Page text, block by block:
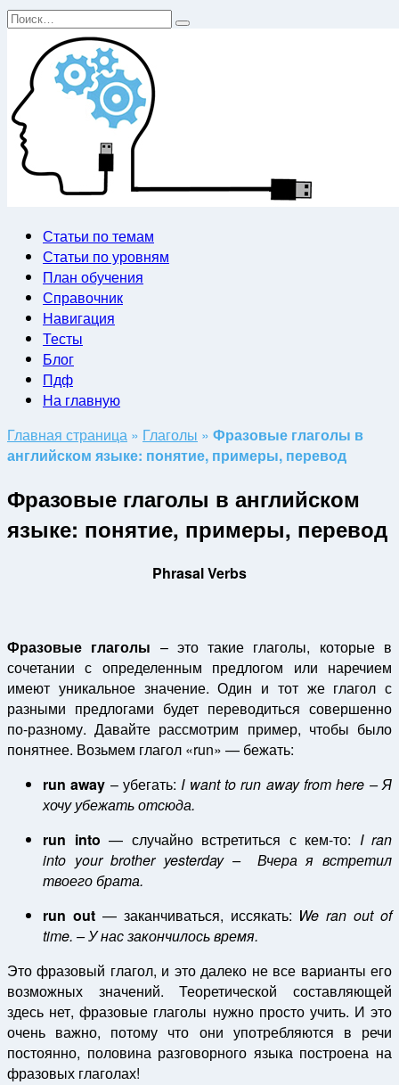
Перейти
содержанию
Search
Статьи по темам
Статьи по уровням
План обучения
Справочник
Навигация
Тесты
Блог
Пдф
На главную
Главная страница » Глаголы » Фразовые глаголы в
английском языке: понятие, примеры, перевод
Фразовые глаголы в английском
языке: понятие, примеры, перевод
Phrasal Verbs
Фразовые глаголы – это такие глаголы, которые в
сочетании с определенным предлогом или наречием
имеют уникальное значение. Один и тот же глагол с
разными предлогами будет переводиться совершенно
по-разному. Давайте рассмотрим пример, чтобы было
понятнее. Возьмем глагол «run» — бежать:
run away – убегать:I want to run away from here – Я
хочу убежатьотсюда.
run into — случайно встретиться с кем-то: I ran
into your brother yesterday – Вчера я встретил
твоего брата.
run out— заканчиваться, иссякать: We ran out of
time. – У нас закончилось время.
Это фразовый глагол, и это далеко не все варианты его
возможных значений. Теоретической составляющей
здесь нет, фразовые глаголы нужно просто учить. И это
очень важно, потому что они употребляются в речи
постоянно, половина разговорного языка построена на
фразовых глаголах!